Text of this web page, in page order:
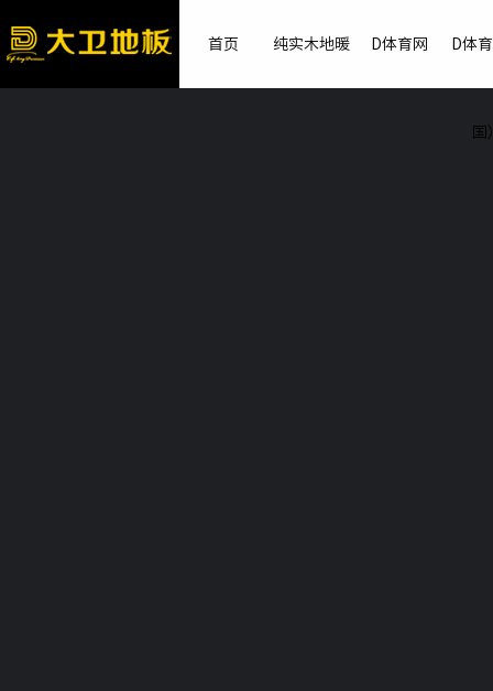
首页 纯实木地暖 D体育网 D体
国